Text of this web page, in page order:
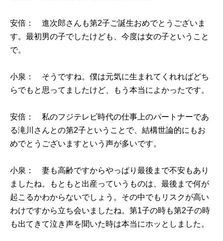
安倍： 進次郎さんも第2子ご誕生おめでとうございま
す。最初男の子でしたけども、今度は女の子ということ
で。
小泉： そうですね。僕は元気に生まれてくれればどち
らでもと思ってましたけど、もう本当によかったです。
安倍： 私のフジテレビ時代の仕事上のパートナーであ
る滝川さんとの第2子ということで、結構世論的にもお
めでとうございますという声が多いです。
小泉： 妻も高齢ですからやっぱり最後まで不安もあり
ましたね。もともと出産っていうものは、最後まで何が
起こるかわからないでしょう。その中でもリスクが高い
わけですから立ち会いましたね。第1子の時も第2子の時
も出てきて泣き声を聞いた時は本当にホッとしました。